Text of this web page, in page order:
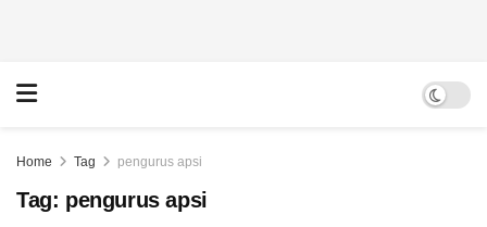
Home Tag pengurus apsi
Tag: pengurus apsi